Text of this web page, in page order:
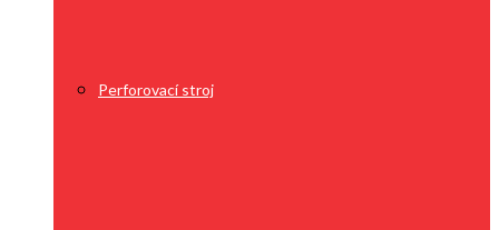
Perforovací stroj